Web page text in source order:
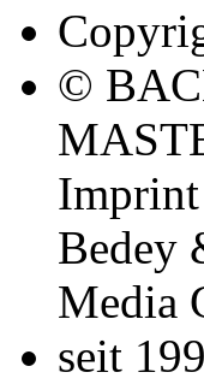
©
Bedey
Media
seit